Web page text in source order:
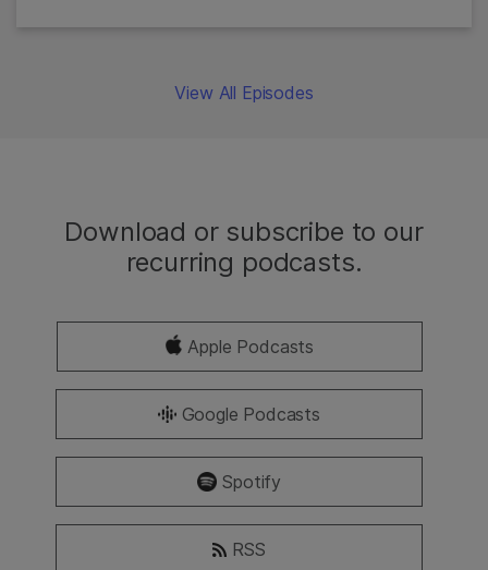
View All Episodes
Download or subscribe to our
recurring podcasts.
Apple Podcasts
Google Podcasts
Spotify
RSS